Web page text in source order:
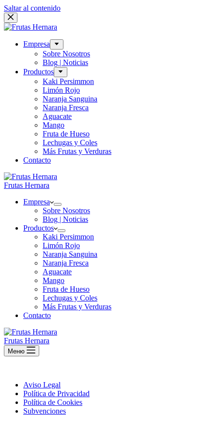
Saltar al contenido
Empresa
Sobre Nosotros
Blog | Noticias
Productos
Kaki Persimmon
Limón Rojo
Naranja Sanguina
Naranja Fresca
Aguacate
Mango
Fruta de Hueso
Lechugas y Coles
Más Frutas y Verduras
Contacto
Frutas Hernara
Empresa
Sobre Nosotros
Blog | Noticias
Productos
Kaki Persimmon
Limón Rojo
Naranja Sanguina
Naranja Fresca
Aguacate
Mango
Fruta de Hueso
Lechugas y Coles
Más Frutas y Verduras
Contacto
Frutas Hernara
Меню
Aviso Legal
Política de Privacidad
Política de Cookies
Subvenciones